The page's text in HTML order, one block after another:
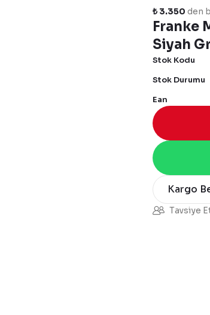
Franke
Siyah
₺ 3.350 den
Stok Kodu
Stok Durumu
Ean
Kargo
Tavsiye